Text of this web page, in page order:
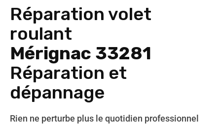
Réparation volet
roulant
Mérignac 33281
Réparation et
dépannage
Rien ne perturbe plus le quotidien professionnel